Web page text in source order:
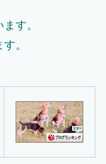
す。
。